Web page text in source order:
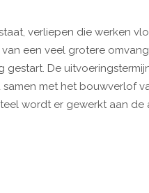
verliepen die werken
een veel grotere
De
met het bouwverlof
wordt er gewerkt aan de